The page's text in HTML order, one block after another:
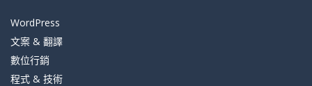
WordPress
文案 & 翻譯
數位行銷
程式 & 技術